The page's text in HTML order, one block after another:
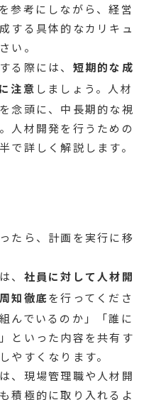
参考にしながら、経営
する具体的なカリキュ
い。
る際には、 短期的な成
注意 しましょう。人材
念頭に、中長期的な視
人材開発を行うための
で詳しく解説します。
たら、計画を実行に移
、 社員に対して人材開
知徹底を行ってくださ
んでいるのか」「誰に
といった内容を共有す
やすくなります。
、現場管理職や人材開
積極的に取り入れるよ